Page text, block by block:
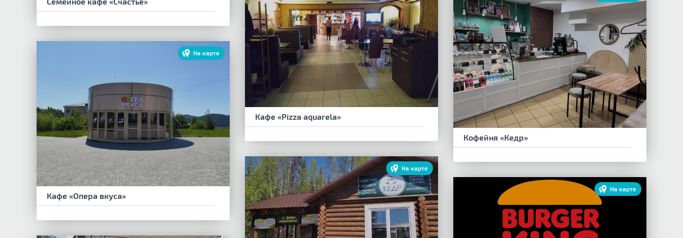
Кафе «Pizza aquarela»
На карте
Кафе «Опера вкуса»
На карте
Кофейня «Кедр»
На карте